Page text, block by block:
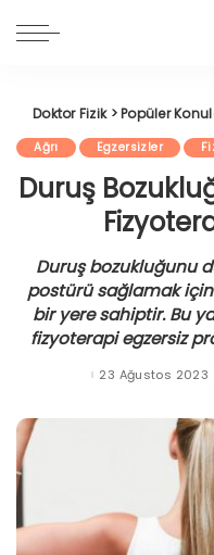
Doktor Fizik>Popüler
Ağrı Egzersizler
Duruş
Duruş bozukluğunu
postürü sağlamak
bir yere sahiptir. Bu
fizyoterapi egzersiz
23 Ağustos 2023